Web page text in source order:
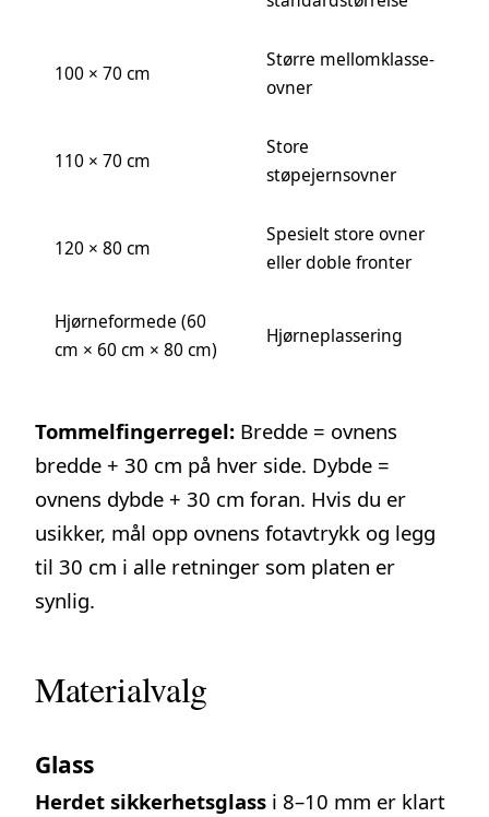
100 × 70 cm
Større mellomklasse-
ovner
110 × 70 cm
Store
støpejernsovner
120 × 80 cm
Spesielt store ovner
eller doble fronter
Hjørneformede (60
cm × 60 cm × 80 cm)
Hjørneplassering
Tommelfingerregel: Bredde = ovnens
bredde + 30 cm på hver side. Dybde =
ovnens dybde + 30 cm foran. Hvis du er
usikker, mål opp ovnens fotavtrykk og legg
til 30 cm i alle retninger som platen er
synlig.
Materialvalg
Glass
Herdet sikkerhetsglass i 8–10 mm er klart